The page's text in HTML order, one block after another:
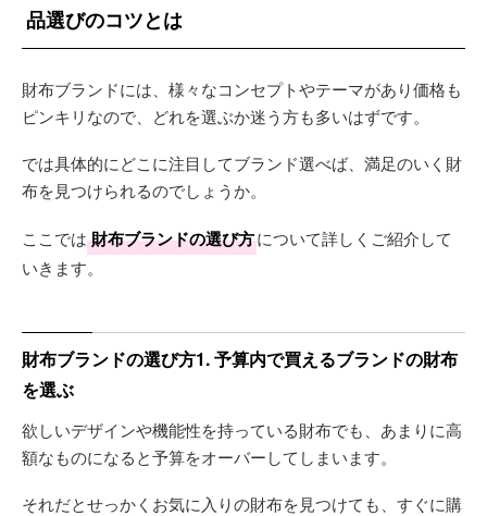
品選びのコツとは
財布ブランドには、様々なコンセプトやテーマがあり価格も
ピンキリなので、どれを選ぶか迷う方も多いはずです。
では具体的にどこに注目してブランド選べば、満足のいく財
布を見つけられるのでしょうか。
ここでは 財布ブランドの選び方について詳しくご紹介して
いきます。
財布ブランドの選び方1. 予算内で買えるブランドの財布
を選ぶ
欲しいデザインや機能性を持っている財布でも、あまりに高
額なものになると予算をオーバーしてしまいます。
それだとせっかくお気に入りの財布を見つけても、すぐに購